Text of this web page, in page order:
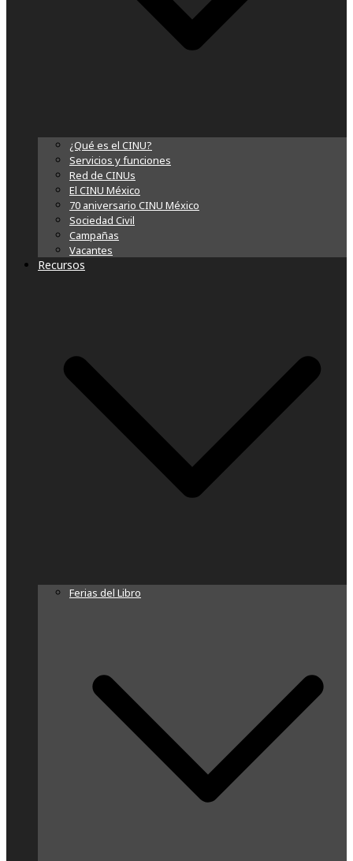
¿Qué es el CINU?
Servicios y funciones
Red de CINUs
El CINU México
70 aniversario CINU México
Sociedad Civil
Campañas
Vacantes
Recursos
Ferias del Libro